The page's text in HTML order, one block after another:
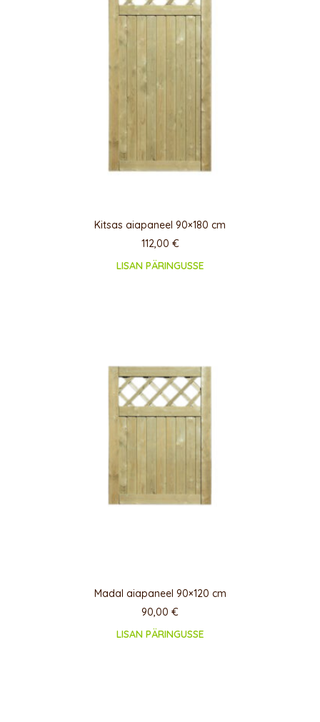
Kitsas aiapaneel 90×180 cm
112,00 €
LISAN PÄRINGUSSE
Madal aiapaneel 90×120 cm
90,00 €
LISAN PÄRINGUSSE